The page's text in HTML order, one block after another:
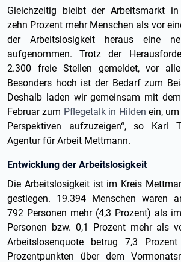
Gleichzeitig bleibt der Arbeitsmarkt
zehn Prozent mehr Menschen als vor
der Arbeitslosigkeit heraus eine
aufgenommen. Trotz der
2.300 freie Stellen gemeldet, vor
Besonders hoch ist der Bedarf zum
Deshalb laden wir gemeinsam mit
Februar zum Pflegetalk in Hilden ein,
Perspektiven aufzuzeigen“, so Karl
Agentur für Arbeit Mettmann.
Entwicklung der Arbeitslosigkeit
Die Arbeitslosigkeit ist im Kreis
gestiegen. 19.394 Menschen waren
792 Personen mehr (4,3 Prozent) als
Personen bzw. 0,1 Prozent mehr als
Arbeitslosenquote betrug 7,3
Prozentpunkten über dem